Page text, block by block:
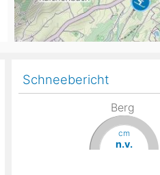
Schneebericht
Berg
cm
n.v.